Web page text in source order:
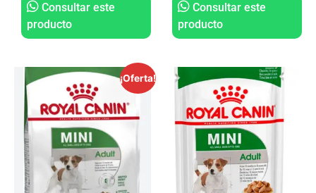
Consultar este
producto
Consultar este
producto
¡Oferta!